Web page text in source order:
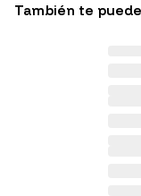
También te